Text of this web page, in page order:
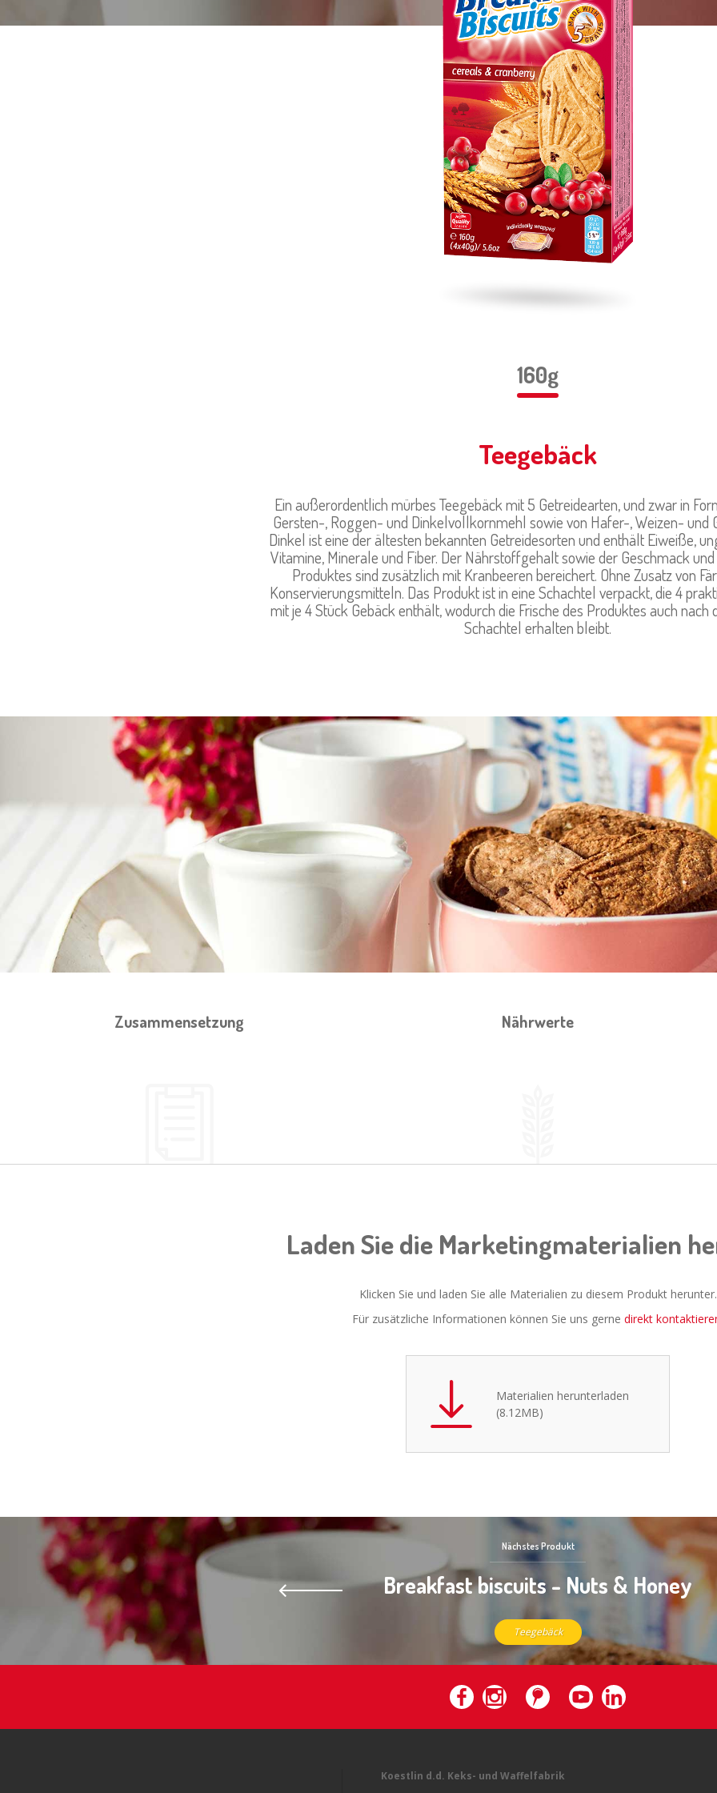
160g
Teegebäck
Ein außerordentlich mürbes Teegebäck mit 5 Getreidearten, und zwar in
Gersten-, Roggen- und Dinkelvollkornmehl sowie von Hafer-, Weizen- und
Dinkel ist eine der ältesten bekannten Getreidesorten und enthält Eiweiße,
Vitamine, Minerale und Fiber. Der Nährstoffgehalt sowie der Geschmack
Produktes sind zusätzlich mit Kranbeeren bereichert. Ohne Zusatz von
Konservierungsmitteln. Das Produkt ist in eine Schachtel verpackt, die 4
mit je 4 Stück Gebäck enthält, wodurch die Frische des Produktes auch nach
Schachtel erhalten bleibt.
Zusammensetzung Nährwerte
Laden Sie die Marketingmaterialien
Klicken Sie und laden Sie alle Materialien zu diesem Produkt herunter.
Für zusätzliche Informationen können Sie uns gerne direkt
Materialien herunterladen
(8.12MB)
Nächstes Produkt
Breakfast biscuits - Nuts & Honey
Teegebäck
Koestlin d.d. Keks- und Waffelfabrik